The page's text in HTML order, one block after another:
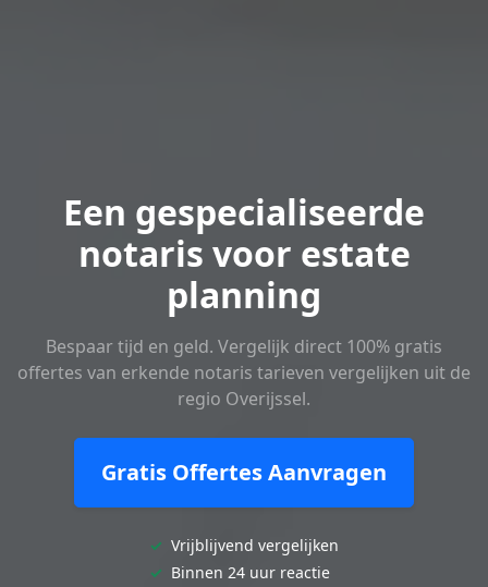
Een gespecialiseerde
notaris voor estate
planning
Bespaar tijd en geld. Vergelijk direct 100% gratis
offertes van erkende notaris tarieven vergelijken uit de
regio Overijssel.
Gratis Offertes Aanvragen
✓ Vrijblijvend vergelijken
✓ Binnen 24 uur reactie